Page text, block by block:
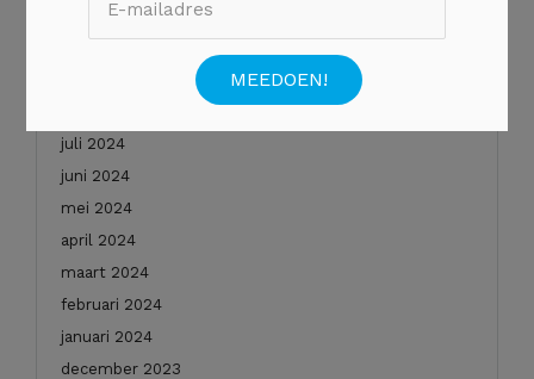
november 2024
juli 2024
juni 2024
mei 2024
april 2024
maart 2024
februari 2024
januari 2024
december 2023